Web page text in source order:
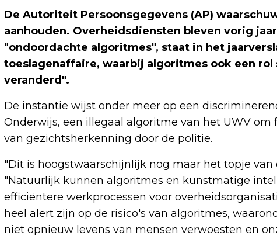
De Autoriteit Persoonsgegevens (AP)
aanhouden. Overheidsdiensten bleven vorig
"ondoordachte algoritmes", staat in het
toeslagenaffaire, waarbij algoritmes ook een
veranderd".
De instantie wijst onder meer op een
Onderwijs, een illegaal algoritme van het UWV
van gezichtsherkenning door de politie.
"Dit is hoogstwaarschijnlijk nog maar het topje
"Natuurlijk kunnen algoritmes en kunstmatige
efficiëntere werkprocessen voor
heel alert zijn op de risico's van algoritmes,
niet opnieuw levens van mensen verwoesten en